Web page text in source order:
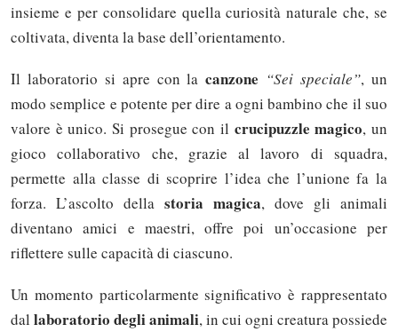
insieme e per consolidare quella curiosità naturale che, se
coltivata, diventa la base dell’orientamento.
Il laboratorio si apre con lacanzone “Sei speciale”, un
modo semplice e potente per dire a ogni bambino che il suo
valore è unico. Si prosegue con il crucipuzzle magico, un
gioco collaborativo che, grazie al lavoro di squadra,
permette alla classe di scoprire l’idea che l’unione fa la
forza. L’ascolto della storia magica, dove gli animali
diventano amici e maestri, offre poi un’occasione per
riflettere sulle capacità di ciascuno.
Un momento particolarmente significativo è rappresentato
dal laboratorio degli animali, in cui ogni creatura possiede